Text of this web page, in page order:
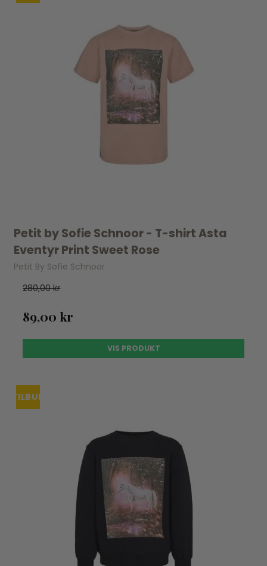
Petit by Sofie Schnoor - T-shirt Asta
Eventyr Print Sweet Rose
Petit By Sofie Schnoor
280,00 kr
89,00 kr
VIS PRODUKT
TILBUD